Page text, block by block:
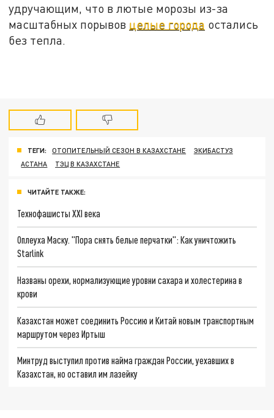
удручающим, что в лютые морозы из-за
масштабных порывов целые города остались
без тепла.
ТЕГИ: ОТОПИТЕЛЬНЫЙ СЕЗОН В КАЗАХСТАНЕ
ЭКИБАСТУЗ
АСТАНА
ТЭЦ В КАЗАХСТАНЕ
ЧИТАЙТЕ ТАКЖЕ:
Технофашисты XXI века
Оплеуха Маску. "Пора снять белые перчатки": Как уничтожить
Starlink
Названы орехи, нормализующие уровни сахара и холестерина в
крови
Казахстан может соединить Россию и Китай новым транспортным
маршрутом через Иртыш
Минтруд выступил против найма граждан России, уехавших в
Казахстан, но оставил им лазейку